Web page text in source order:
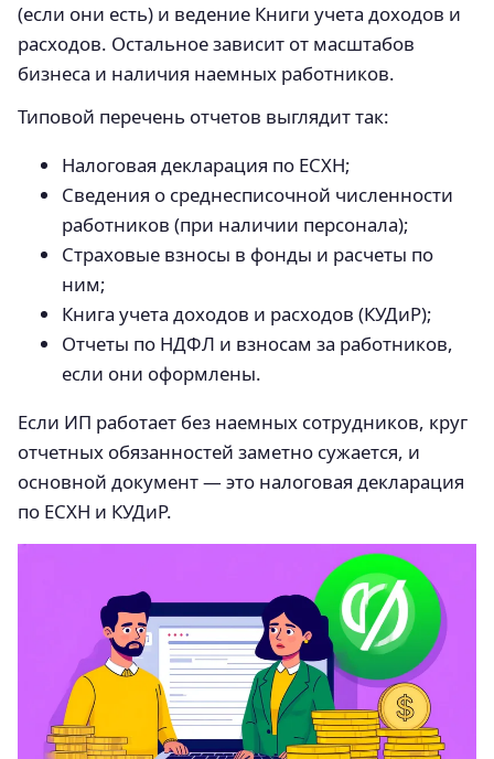
(если они есть) и ведение Книги учета доходов и
расходов. Остальное зависит от масштабов
бизнеса и наличия наемных работников.
Типовой перечень отчетов выглядит так:
Налоговая декларация по ЕСХН;
Сведения о среднесписочной численности
работников (при наличии персонала);
Страховые взносы в фонды и расчеты по
ним;
Книга учета доходов и расходов (КУДиР);
Отчеты по НДФЛ и взносам за работников,
если они оформлены.
Если ИП работает без наемных сотрудников, круг
отчетных обязанностей заметно сужается, и
основной документ — это налоговая декларация
по ЕСХН и КУДиР.